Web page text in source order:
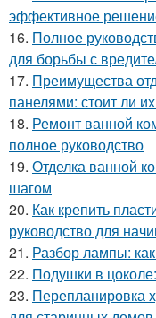
эффективное
16. Полное
для борьбы с
17. Преимущества
панелями: стоит ли
18. Ремонт ванной
полное руководство
19. Отделка ванной
шагом
20. Как крепить
руководство для
21. Разбор лампы:
22. Подушки в
23. Перепланировка